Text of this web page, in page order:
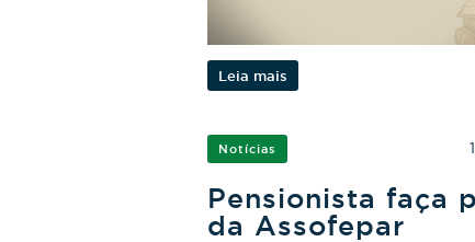
Leia mais
Notícias
Pensionista faça
da Assofepar